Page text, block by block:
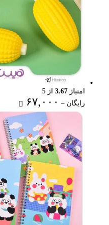
امتیاز 3.67 از 5
رایگان – ۶۷,۰۰۰
رایگان
through
۶۷,۰۰۰ تومان